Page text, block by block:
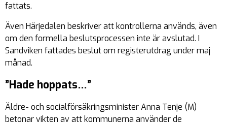
fattats.
Även Härjedalen beskriver att kontrollerna används, även
om den formella beslutsprocessen inte är avslutad. I
Sandviken fattades beslut om registerutdrag under maj
månad.
”Hade hoppats…”
Äldre- och socialförsäkringsminister Anna Tenje (M)
betonar vikten av att kommunerna använder de